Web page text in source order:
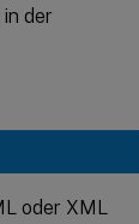
der
oder XML